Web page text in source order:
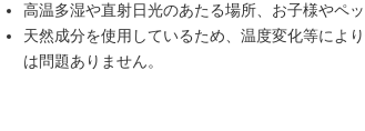
高温多湿や直射日光のあたる場所、お子様やペ
天然成分を使用しているため、温度変化等によ
は問題ありません。